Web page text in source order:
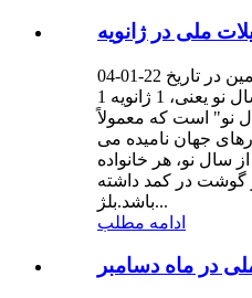
ملی در ژانویه
تاریخ 22-01-04
1 ژانویه چند کشوری-روز سال نو یعنی، 1 ژانویه
نو" است که معمولاً
جهان نامیده می
سال نو، هر خانواده
گوشت در کمد داشته
باشد.بلژ...
ادامه مطلب
در ماه دسامبر